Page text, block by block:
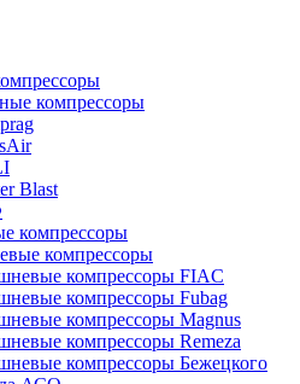
компрессоры
Blast
компрессоры
компрессоры
компрессоры FIAC
компрессоры Fubag
компрессоры Magnus
компрессоры Remeza
компрессоры Бежецкого